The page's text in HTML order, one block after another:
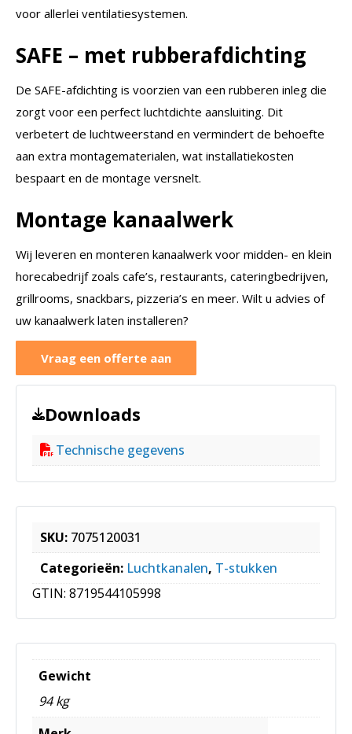
voor allerlei ventilatiesystemen.
SAFE – met rubberafdichting
De SAFE-afdichting is voorzien van een rubberen inleg die
zorgt voor een perfect luchtdichte aansluiting. Dit
verbetert de luchtweerstand en vermindert de behoefte
aan extra montagematerialen, wat installatiekosten
bespaart en de montage versnelt.
Montage kanaalwerk
Wij leveren en monteren kanaalwerk voor midden- en klein
horecabedrijf zoals cafe’s, restaurants, cateringbedrijven,
grillrooms, snackbars, pizzeria’s en meer. Wilt u advies of
uw kanaalwerk laten installeren?
Vraag een offerte aan
Downloads
Technische gegevens
SKU: 7075120031
Categorieën: Luchtkanalen, T-stukken
GTIN: 8719544105998
Gewicht
94 kg